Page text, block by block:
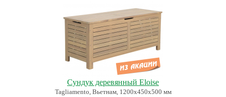
Сундук деревянный Eloise
Tagliamento, Вьетнам, 1200х450х500 мм